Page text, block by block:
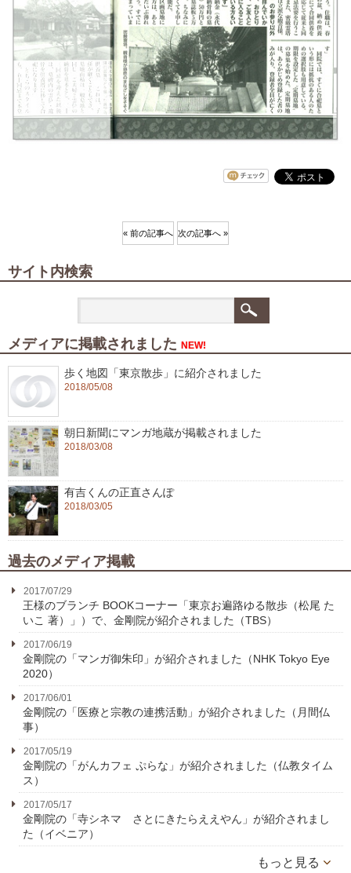
« 前の記事へ 次の記事へ »
サイト内検索
メディアに掲載されました NEW!
歩く地図「東京散歩」に紹介されました
2018/05/08
朝日新聞にマンガ地蔵が掲載されました
2018/03/08
有吉くんの正直さんぽ
2018/03/05
過去のメディア掲載
2017/07/29
王様のブランチ BOOKコーナー「東京お遍路ゆる散歩（松尾 た
いこ 著）」）で、金剛院が紹介されました（TBS）
2017/06/19
金剛院の「マンガ御朱印」が紹介されました（NHK Tokyo Eye
2020）
2017/06/01
金剛院の「医療と宗教の連携活動」が紹介されました（月間仏
事）
2017/05/19
金剛院の「がんカフェ ぷらな」が紹介されました（仏教タイム
ス）
2017/05/17
金剛院の「寺シネマ さとにきたらええやん」が紹介されまし
た（イベニア）
もっと見る